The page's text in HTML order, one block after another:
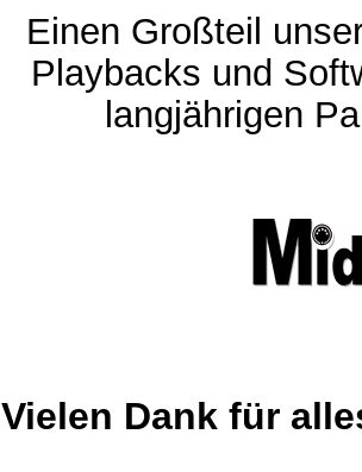
Einen Großteil
Playbacks und
langjährigen
Vielen Dank für